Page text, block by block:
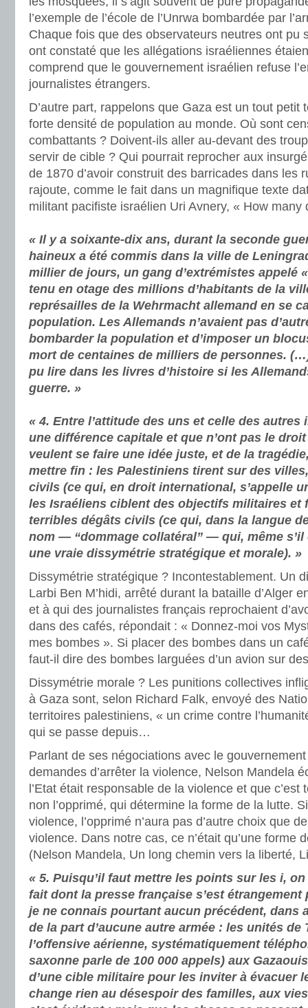
l’exemple de l’école de l’Unrwa bombardée par
Chaque fois que des observateurs neutres ont pu
ont constaté que les allégations israéliennes
comprend que le gouvernement israélien refuse
journalistes étrangers.
D’autre part, rappelons que Gaza est un tout petit
forte densité de population au monde. Où sont
combattants ? Doivent-ils aller au-devant des
servir de cible ? Qui pourrait reprocher aux
de 1870 d’avoir construit des barricades dans les
rajoute, comme le fait dans un magnifique texte
militant pacifiste israélien Uri Avnery, « How many
« Il y a soixante-dix ans, durant la seconde
haineux a été commis dans la ville de
millier de jours, un gang d’extrémistes appelé
tenu en otage des millions d’habitants de la
représailles de la Wehrmacht allemand en se
population. Les Allemands n’avaient pas
bombarder la population et d’imposer un
mort de centaines de milliers de personnes.
pu lire dans les livres d’histoire si les
guerre. »
« 4. Entre l’attitude des uns et celle des autres
une différence capitale et que n’ont pas le
veulent se faire une idée juste, et de la
mettre fin : les Palestiniens tirent sur des
civils (ce qui, en droit international, s’appelle
les Israéliens ciblent des objectifs militaires et
terribles dégâts civils (ce qui, dans la langue
nom — “dommage collatéral” — qui, même s’il
une vraie dissymétrie stratégique et morale). »
Dissymétrie stratégique ? Incontestablement. Un
Larbi Ben M’hidi, arrêté durant la bataille d’Alger
et à qui des journalistes français reprochaient
dans des cafés, répondait : « Donnez-moi vos
mes bombes ». Si placer des bombes dans un
faut-il dire des bombes larguées d’un avion sur
Dissymétrie morale ? Les punitions collectives
à Gaza sont, selon Richard Falk, envoyé des
territoires palestiniens, « un crime contre
qui se passe depuis…
Parlant de ses négociations avec le
demandes d’arrêter la violence, Nelson Mandela
l’Etat était responsable de la violence et que c’est
non l’opprimé, qui détermine la forme de la lutte.
violence, l’opprimé n’aura pas d’autre choix que
violence. Dans notre cas, ce n’était qu’une forme
(Nelson Mandela, Un long chemin vers la liberté,
« 5. Puisqu’il faut mettre les points sur les i,
fait dont la presse française s’est étrangement
je ne connais pourtant aucun précédent, dans
de la part d’aucune autre armée : les unités de
l’offensive aérienne, systématiquement
saxonne parle de 100 000 appels) aux
d’une cible militaire pour les inviter à évacuer
change rien au désespoir des familles, aux